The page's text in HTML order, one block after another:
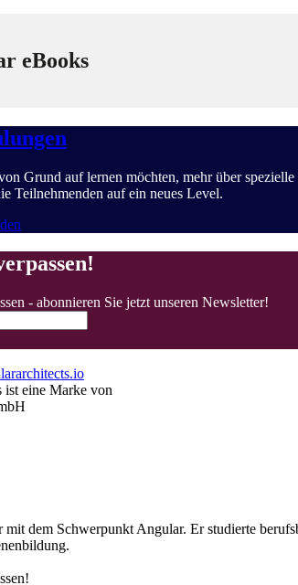
eBooks
Grund auf lernen möchten, mehr über
Teilnehmenden auf ein neues Level.
- abonnieren Sie jetzt unseren Newsletter!
eine Marke von
mit dem Schwerpunkt Angular. Er studierte